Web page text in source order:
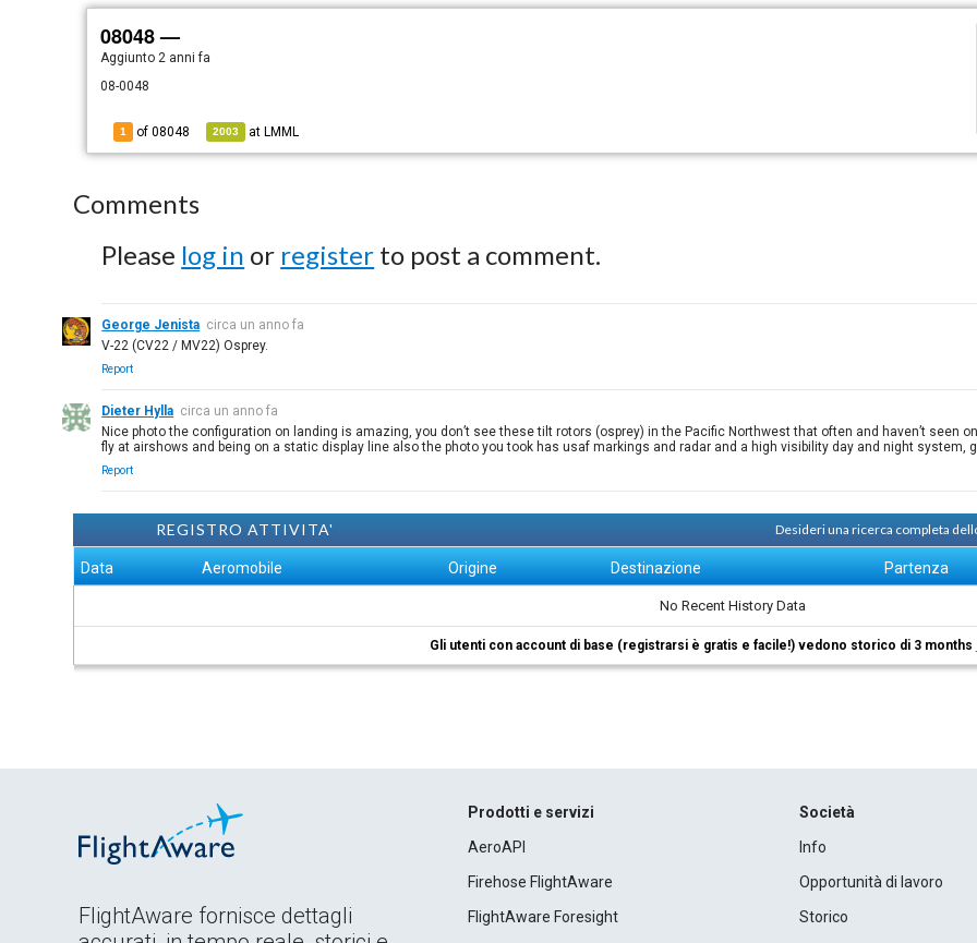
08048 —
Aggiunto2 anni fa
08-0048
1 of 08048 2003 at LMML
Comments
Please log in or register to post a comment.
George Jenista circa un anno fa
V-22 (CV22 / MV22) Osprey.
Report
Dieter Hylla circa un anno fa
Nice photo the configuration on landing is amazing, you don’t see these tilt rotors (osprey) in the Pacific Northwest that often and haven’t seen
fly at airshows and being on a static display line also the photo you took has usaf markings and radar and a high visibility day and night system,
Report
REGISTRO ATTIVITA' Desideri una ricerca completa
Data Aeromobile Origine Destinazione Partenza
No Recent History Data
Gli utenti con account di base (registrarsi è gratis e facile!) vedono storico di 3 months
FlightAware fornisce dettagli
Prodotti e servizi
AeroAPI
Firehose FlightAware
FlightAware Foresight
Società
Info
Opportunità di lavoro
Storico